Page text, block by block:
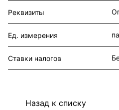
Реквизиты
Ед. измерения
Ставки налогов
Назад к списку